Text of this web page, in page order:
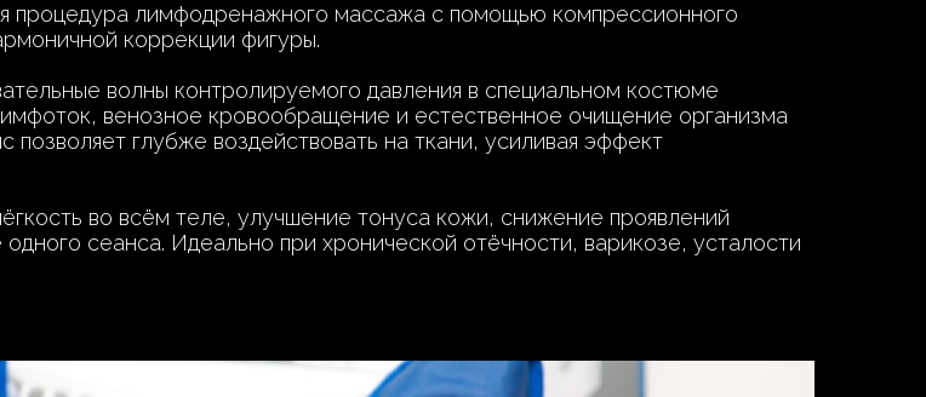
процедура лимфодренажного массажа с помощью компрессионного
коррекции фигуры.
волны контролируемого давления в специальном костюме
венозное кровообращение и естественное очищение организма
глубже воздействовать на ткани, усиливая эффект
во всём теле, улучшение тонуса кожи, снижение проявлений
сеанса. Идеально при хронической отёчности, варикозе, усталости